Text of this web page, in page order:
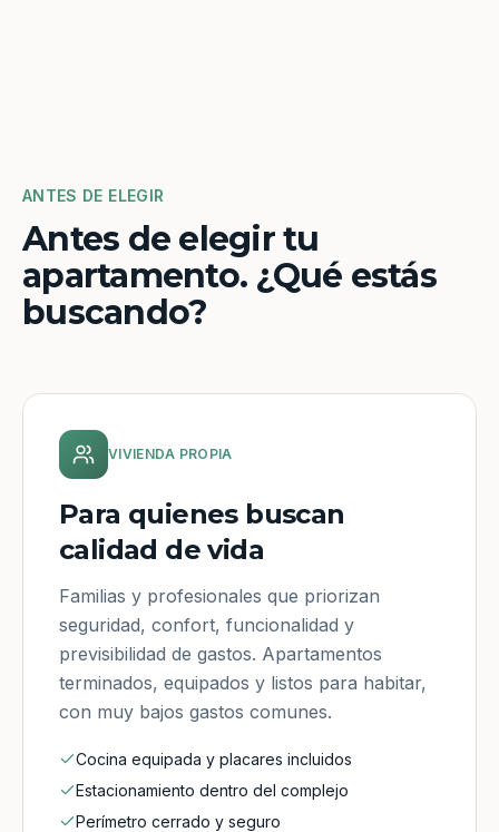
ANTES DE ELEGIR
Antes de elegir tu
apartamento. ¿Qué estás
buscando?
VIVIENDA PROPIA
Para quienes buscan
calidad de vida
Familias y profesionales que priorizan
seguridad, confort, funcionalidad y
previsibilidad de gastos. Apartamentos
terminados, equipados y listos para habitar,
con muy bajos gastos comunes.
Cocina equipada y placares incluidos
Estacionamiento dentro del complejo
Perímetro cerrado y seguro